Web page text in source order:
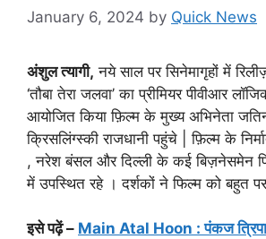
January 6, 2024 by Quick News
अंशुल त्यागी, नये साल पर सिनेमागृहों में
‘तौबा तेरा जलवा’ का प्रीमियर पीवीआर
आयोजित किया फ़िल्म के मुख्य अभिनेता
क्रिसलिंग्स्की राजधानी पहुंचे | फ़िल्म के
, नरेश बंसल और दिल्ली के कई बिज़नेसमेन
में उपस्थित रहे । दर्शकों ने फिल्म को बहुत
इसे पढ़ें – Main Atal Hoon : पंकज